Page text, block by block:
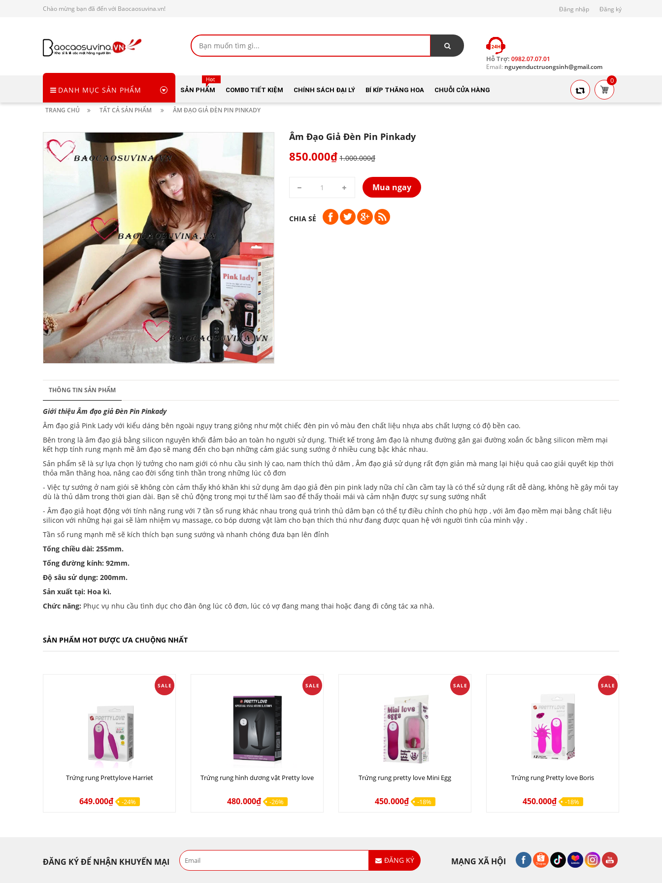
Chào mừng bạn đã đến với Baocaosuvina.vn! Đăng nhập Đăng ký
Hỗ Trợ: 0982.07.07.01
Email: nguyenductruongsinh@gmail.com
DANH MỤC SẢN PHẨM SẢN PHẨM COMBO TIẾT KIỆM CHÍNH SÁCH ĐẠI LÝ BÍ KÍP THĂNG HOA CHUỖI CỬA HÀNG
0
TRANG CHỦ TẤT CẢ SẢN PHẨM ÂM ĐẠO GIẢ ĐÈN PIN PINKADY
Âm Đạo Giả Đèn Pin Pinkady
850.000₫ 1.000.000₫
Mua ngay
CHIA SẺ
THÔNG TIN SẢN PHẨM
Giới thiệu Âm đạo giả Đèn Pin Pinkady
Âm đạo giả Pink Lady với kiểu dáng bên ngoài ngụy trang giông như một chiếc đèn pin vỏ màu đen chất liệu nhựa abs chất lượng có độ bền cao.
Bên trong là âm đạo giả bằng silicon nguyên khối đảm bảo an toàn ho người sử dụng. Thiết kế trong âm đạo là nhưng đường gân gai đường xoắn ốc bằng silicon mềm mại
kết hợp tính rung mạnh mẽ âm đạo sẽ mang đến cho bạn những cảm giác sung sướng ở nhiều cung bậc khác nhau.
Sản phẩm sẽ là sự lựa chọn lý tưởng cho nam giới có nhu cầu sinh lý cao, nam thích thủ dâm , Âm đạo giả sử dụng rất đợn giản mà mang lại hiệu quả cao giải quyết kịp thời
thỏa mãn thăng hoa, nâng cao đời sống tinh thần trong những lúc cô đơn
- Việc tự sướng ở nam giói sẽ không còn cảm thấy khó khăn khi sử dụng âm dạo giả đèn pin pink lady nữa chỉ cần cầm tay là có thể sử dụng rất dễ dàng, không hề gây mỏi tay
dù là thủ dâm trong thời gian dài. Bạn sẽ chủ động trong mọi tư thế làm sao để thấy thoải mái và cảm nhận được sự sung sướng nhất
- Âm đạo giả hoạt động với tính năng rung với 7 tần số rung khác nhau trong quá trình thủ dâm bạn có thể tự điều chỉnh cho phù hợp , với âm đạo mềm mại bằng chất liệu
silicon với những hại gai sẽ làm nhiệm vụ massage, co bóp dương vật làm cho bạn thích thú như đang được quan hệ với người tình của mình vậy .
Tần số rung mạnh mẽ sẽ kích thích bạn sung sướng và nhanh chóng đưa bạn lên đỉnh
Tổng chiều dài: 255mm.
Tổng đường kính: 92mm.
Độ sâu sử dụng: 200mm.
Sản xuất tại: Hoa kì.
Chức năng: Phục vụ nhu cầu tình dục cho đàn ông lúc cô đơn, lúc có vợ đang mang thai hoặc đang đi công tác xa nhà.
SẢN PHẨM HOT ĐƯỢC ƯA CHUỘNG NHẤT
SALE
Trứng rung Prettylove Harriet
649.000₫ -24%
SALE
Trứng rung hình dương vật Pretty love
480.000₫ -26%
SALE
Trứng rung pretty love Mini Egg
450.000₫ -18%
SALE
Trứng rung Pretty love Boris
450.000₫ -18%
ĐĂNG KÝ ĐỂ NHẬN KHUYẾN MẠI ĐĂNG KÝ MẠNG XÃ HỘI